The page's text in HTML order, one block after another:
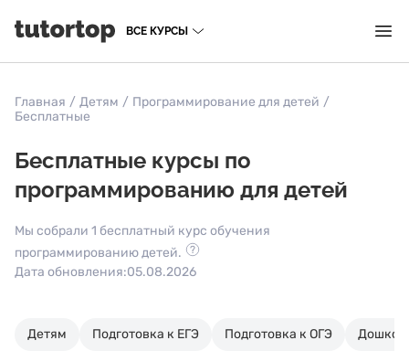
ВСЕ КУРСЫ
Главная / Детям / Программирование для детей /
Бесплатные
Бесплатные курсы по
программированию для детей
Мы собрали 1 бесплатный курс обучения
программированию детей.
Дата обновления:05.08.2026
Детям Подготовка к ЕГЭ Подготовка к ОГЭ